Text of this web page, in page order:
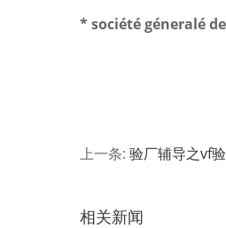
* société géneralé
上一条: 验厂辅导之vf
相关新闻